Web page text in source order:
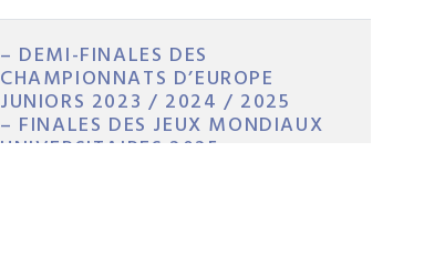
– DEMI-FINALES DES
CHAMPIONNATS D’EUROPE
JUNIORS 2023 / 2024 / 2025
– FINALES DES JEUX MONDIAUX
UNIVERSITAIRES 2025